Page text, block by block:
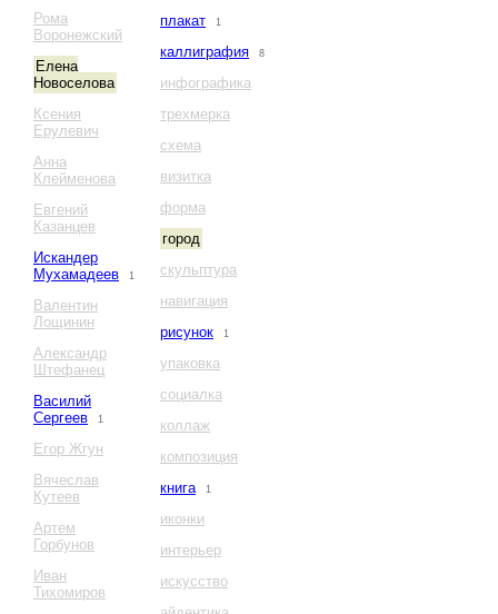
Рома
Воронежский
Елена
Новоселова
Ксения
Ерулевич
Анна
Клейменова
Евгений
Казанцев
Искандер
Мухамадеев
1
Валентин
Лощинин
Александр
Штефанец
Василий
Сергеев
1
Егор Жгун
Вячеслав
Кутеев
Артем
Горбунов
Иван
Тихомиров
плакат
1
каллиграфия 8
инфографика
трехмерка
схема
визитка
форма
город
скульптура
навигация
рисунок
1
упаковка
социалка
коллаж
композиция
книга
1
иконки
интерьер
искусство